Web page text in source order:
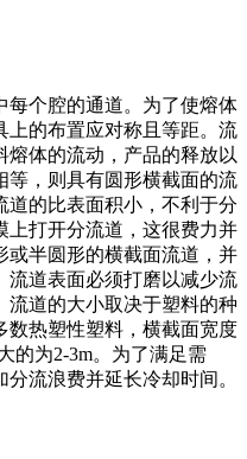
每个腔的通道。为了使熔体
上的布置应对称且等距。流
体的流动，产品的释放以
等，则具有圆形横截面的流
道的比表面积小，不利于分
上打开分流道，这很费力并
或半圆形的横截面流道，并
流道表面必须打磨以减少流
流道的大小取决于塑料的种
数热塑性塑料，横截面宽度
的为2-3m。为了满足需
流浪费并延长冷却时间。